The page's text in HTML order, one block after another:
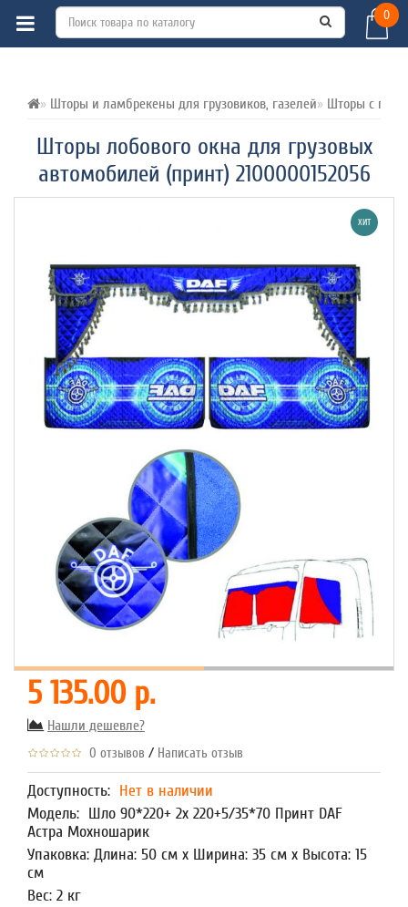
0
Шторы и ламбрекены для грузовиков, газелей Шторы с
Шторы лобового окна для грузовых
автомобилей (принт) 2100000152056
ВСЕ О ТОВАРЕ ХАРАКТЕРИСТИКИ
ХИТ
5 135.00 р.
Нашли дешевле?
0 отзывов / Написать отзыв
Доступность: Нет в наличии
Модель: Шло 90*220+ 2х 220+5/35*70 Принт DAF
Астра Мохношарик
Упаковка: Длина: 50 см x Ширина: 35 см x Высота: 15
см
Вес: 2 кг